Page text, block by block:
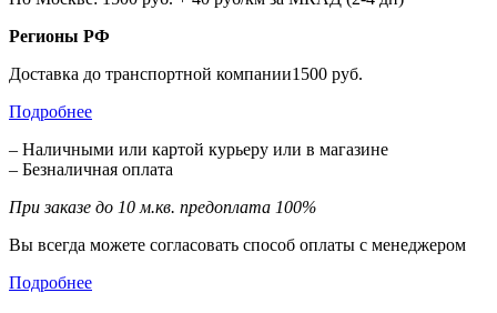
Регионы РФ
Доставка до транспортной компании1500 руб.
Подробнее
– Наличными или картой курьеру или в магазине
– Безналичная оплата
При заказе до 10 м.кв. предоплата 100%
Вы всегда можете согласовать способ оплаты с менеджером
Подробнее